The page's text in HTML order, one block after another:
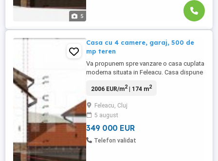
5
Casa cu 4 camere, garaj, 500 de
mp teren
Va propunem spre vanzare o casa cuplata
moderna situata in Feleacu. Casa dispune
structurata pe 2 niveluri P+E: - Parter: living
- Etaj: 3 dormitoare, 2 bai, dressing si hol.
Proprietatea se ofera spre vanzare la
stadiul ...
2006 EUR/m2| 174 m2
Feleacu, Cluj
5 august
349 000 EUR
Telefon validat